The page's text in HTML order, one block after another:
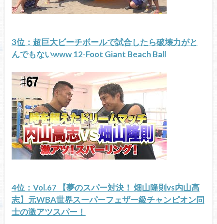
3位：超巨大ビーチボールで試合したら破壊力がと
んでもないwww 12-Foot Giant Beach Ball
4位：Vol.67 【夢のスパー対決！ 畑山隆則vs内山高
志】元WBA世界スーパーフェザー級チャンピオン同
士の激アツスパー！